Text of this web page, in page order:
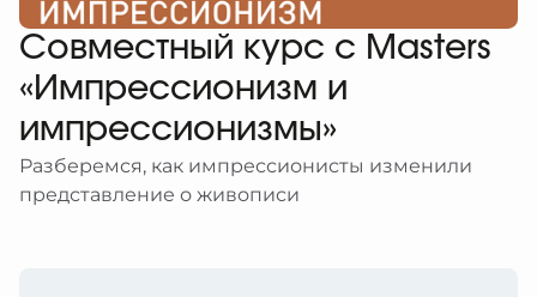
и слабовидящим
слабослышащим
ментальными особенностями
улей
поддержка
проекты
регионах
программы и подарки
в музее
изображений из коллекции
Совместный курс c Masters
«Импрессионизм и
импрессионизмы»
Разберемся, как импрессионисты изменили
представление о живописи